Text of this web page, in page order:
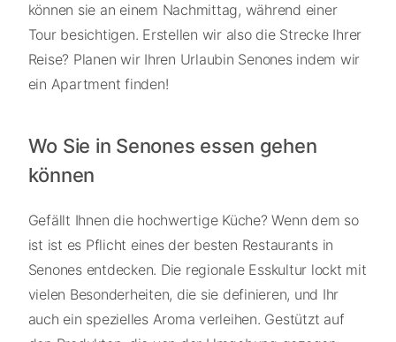
können sie an einem Nachmittag, während einer
Tour besichtigen. Erstellen wir also die Strecke Ihrer
Reise? Planen wir Ihren Urlaubin Senones indem wir
ein Apartment finden!
Wo Sie in Senones essen gehen
können
Gefällt Ihnen die hochwertige Küche? Wenn dem so
ist ist es Pflicht eines der besten Restaurants in
Senones entdecken. Die regionale Esskultur lockt mit
vielen Besonderheiten, die sie definieren, und Ihr
auch ein spezielles Aroma verleihen. Gestützt auf